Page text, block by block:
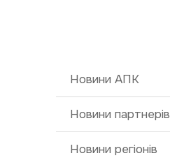
Новини АПК
Новини партнерів
Новини регіонів